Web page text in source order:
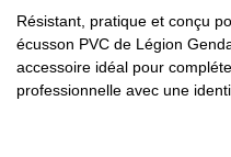
Résistant, pratique et conçu
écusson PVC de Légion
accessoire idéal pour
professionnelle avec une